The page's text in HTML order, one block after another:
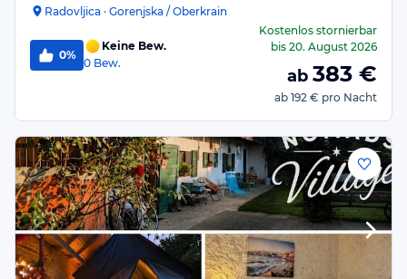
Radovljica · Gorenjska / Oberkrain
0%
Keine Bew.
0 Bew.
Kostenlos stornierbar
bis 20. August 2026
ab 383 €
ab 192 € pro Nacht